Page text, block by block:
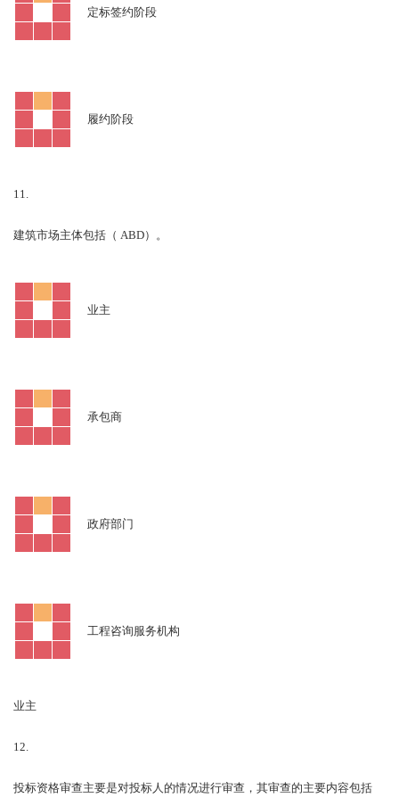
定标签约阶段
履约阶段
11.
建筑市场主体包括（ ABD）。
业主
承包商
政府部门
工程咨询服务机构
业主
12.
投标资格审查主要是对投标人的情况进行审查，其审查的主要内容包括